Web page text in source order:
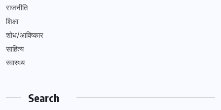
राजनीति
शिक्षा
शोध/आविष्कार
साहित्य
स्वास्थ्य
Search